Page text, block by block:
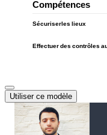
Utiliser ce modèle